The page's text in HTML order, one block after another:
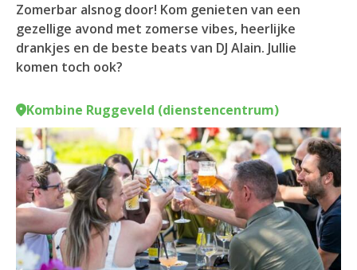
Zomerbar alsnog door! Kom genieten van een
gezellige avond met zomerse vibes, heerlijke
drankjes en de beste beats van DJ Alain. Jullie
komen toch ook?
Kombine Ruggeveld (dienstencentrum)